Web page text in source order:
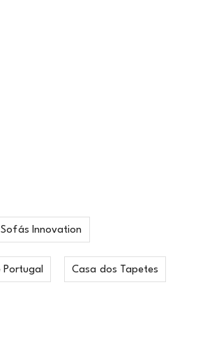
Sofás Innovation
Portugal Casa dos Tapetes